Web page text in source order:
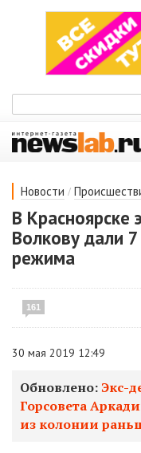
Новости /
В Красноярске
Волкову дали
режима
161
30 мая 2019 12:49
Обновлено:Экс-
Горсовета
из колонии